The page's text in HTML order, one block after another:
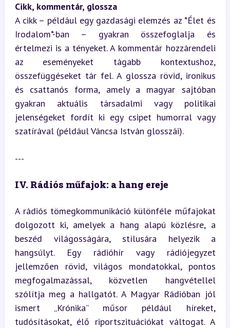
Cikk, kommentár, glossza
A cikk – például egy gazdasági elemzés az *Élet és
Irodalom*-ban – gyakran összefoglalja és
értelmezi is a tényeket. A kommentár hozzárendeli
az eseményeket tágabb kontextushoz,
összefüggéseket tár fel. A glossza rövid, ironikus
és csattanós forma, amely a magyar sajtóban
gyakran aktuális társadalmi vagy politikai
jelenségeket fordít ki egy csipet humorral vagy
szatírával (például Váncsa István glosszái).
---
IV. Rádiós műfajok: a hang ereje
A rádiós tömegkommunikáció különféle műfajokat
dolgozott ki, amelyek a hang alapú közlésre, a
beszéd világosságára, stílusára helyezik a
hangsúlyt. Egy rádióhír vagy rádiójegyzet
jellemzően rövid, világos mondatokkal, pontos
megfogalmazással, közvetlen hangvétellel
szólítja meg a hallgatót. A Magyar Rádióban jól
ismert „Krónika” műsor például híreket,
tudósításokat, élő riportszituációkat váltogat. A